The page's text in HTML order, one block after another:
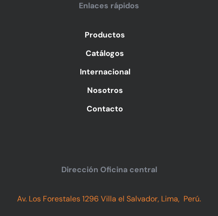
Enlaces rápidos
Productos
Catálogos
Internacional
Nosotros
Contacto
Dirección Oficina central
Av. Los Forestales 1296 Villa el Salvador, Lima, Perú.